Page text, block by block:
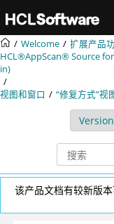
Welcome
扩展产品
HCL®AppScan® Source
in)
视图和窗口 “修复方式”视
该产品文档有较新版本